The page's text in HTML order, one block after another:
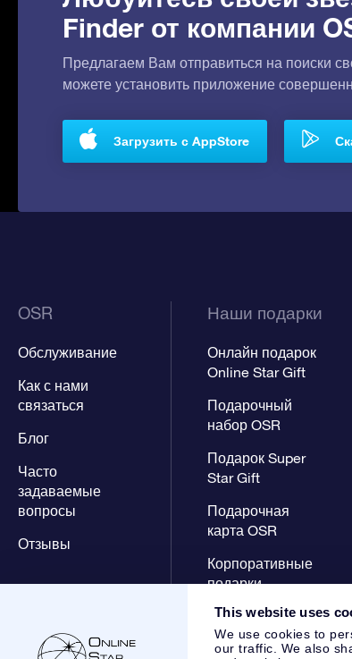
This website uses
We use cookies to
our traffic. We also
Finder от компании
Предлагаем Вам отправиться на поиски
можете установить приложение
Загрузить с AppStore
OSR
Обслуживание
Как с нами
связаться
Блог
Часто
задаваемые
вопросы
Отзывы
Наши подарки
Онлайн подарок
Online Star Gift
Подарочный
набор OSR
Подарок Super
Star Gift
Подарочная
карта OSR
Корпоративные
подарки